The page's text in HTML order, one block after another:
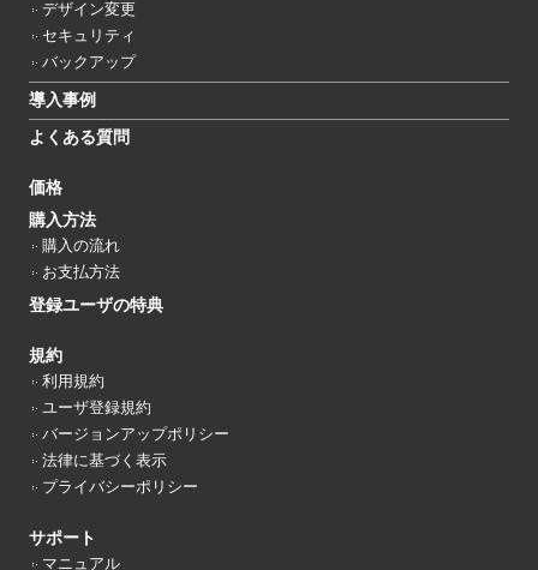
デザイン変更
セキュリティ
バックアップ
導入事例
よくある質問
価格
購入方法
購入の流れ
お支払方法
登録ユーザの特典
規約
利用規約
ユーザ登録規約
バージョンアップポリシー
法律に基づく表示
プライバシーポリシー
サポート
マニュアル